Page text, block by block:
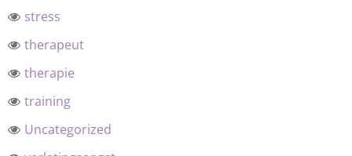
stress
therapeut
therapie
training
Uncategorized